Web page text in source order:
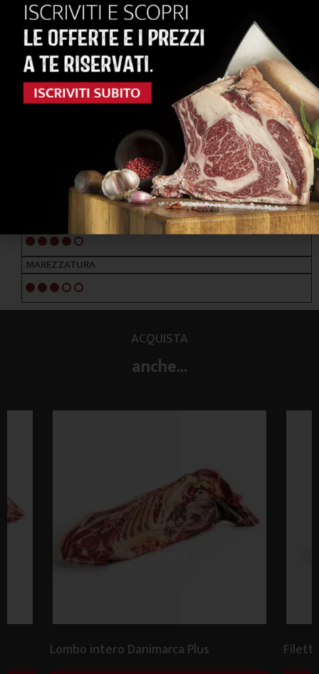
RAZZE PRINCIPALI
FRISONA - BRUNA ALPINA
ALIMENTAZIONE
NOTE ORGANOLETTICHE
Deciso e succulento
4/5
MAREZZATURA
3/5
ACQUISTA
anche...
Lombo intero Danimarca Plus